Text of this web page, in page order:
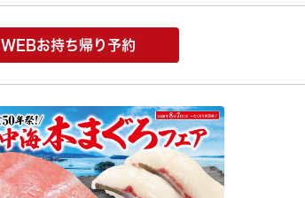
WEBお持ち帰り予約